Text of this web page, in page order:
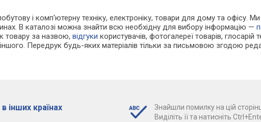
і комп'ютерну техніку, електроніку, товари для дому та
В каталозі можна знайти всю необхідну для вибору інформацію —
товару за назвою,відгуки користувачів, фотогалереї товарів, глосарій
іншого. Передрук будь-яких матеріалів тільки за письмовою згодою
інших країнах
Знайшли помилку на цій
Виділіть її та натисніть